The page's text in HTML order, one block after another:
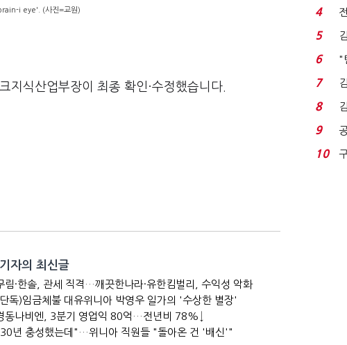
brain-i eye'. (사진=교원)
지식산업부장이 최종 확인·수정했습니다.
자의 최신글
림·한솔, 관세 직격…깨끗한나라·유한킴벌리, 수익성 악화
독)임금체불 대유위니아 박영우 일가의 '수상한 별장'
동나비엔, 3분기 영업익 80억…전년비 78%↓
년 충성했는데"…위니아 직원들 "돌아온 건 '배신'"
4
5
6
"
7
8
9
10